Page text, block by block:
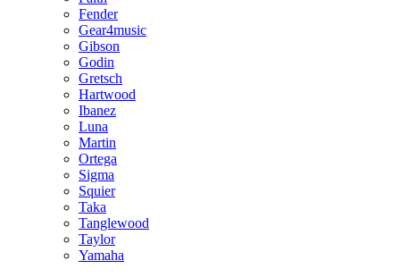
Fender
Gear4music
Gibson
Godin
Gretsch
Hartwood
Ibanez
Luna
Martin
Ortega
Sigma
Squier
Taka
Tanglewood
Taylor
Yamaha